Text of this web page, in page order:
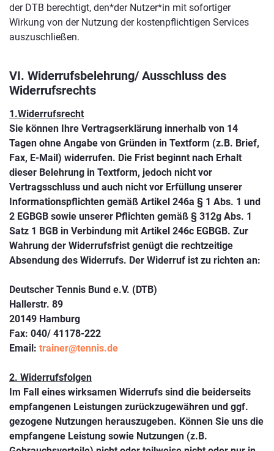
der DTB berechtigt, den*der Nutzer*in mit sofortiger
Wirkung von der Nutzung der kostenpflichtigen Services
auszuschließen.
VI. Widerrufsbelehrung/ Ausschluss des
Widerrufsrechts
1.Widerrufsrecht
Sie können Ihre Vertragserklärung innerhalb von 14
Tagen ohne Angabe von Gründen in Textform (z.B. Brief,
Fax, E-Mail) widerrufen. Die Frist beginnt nach Erhalt
dieser Belehrung in Textform, jedoch nicht vor
Vertragsschluss und auch nicht vor Erfüllung unserer
Informationspflichten gemäß Artikel 246a § 1 Abs. 1 und
2 EGBGB sowie unserer Pflichten gemäß § 312g Abs. 1
Satz 1 BGB in Verbindung mit Artikel 246c EGBGB. Zur
Wahrung der Widerrufsfrist genügt die rechtzeitige
Absendung des Widerrufs. Der Widerruf ist zu richten an:
Deutscher Tennis Bund e.V. (DTB)
Hallerstr. 89
20149 Hamburg
Fax: 040/ 41178-222
Email: trainer@tennis.de
2. Widerrufsfolgen
Im Fall eines wirksamen Widerrufs sind die beiderseits
empfangenen Leistungen zurückzugewähren und ggf.
gezogene Nutzungen herauszugeben. Können Sie uns die
empfangene Leistung sowie Nutzungen (z.B.